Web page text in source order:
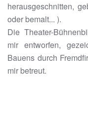
herausgeschnitten,
oder bemalt... ).
Die Theater-
mir entworfen,
Bauens durch
mir betreut.